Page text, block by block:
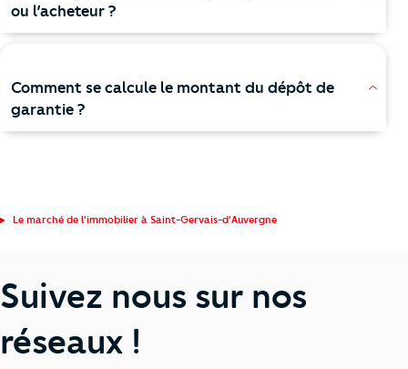
ou l’acheteur ?
Comment se calcule le montant du dépôt de
garantie ?
Le marché de l'immobilier à Saint-Gervais-d'Auvergne
Suivez nous sur nos
réseaux !